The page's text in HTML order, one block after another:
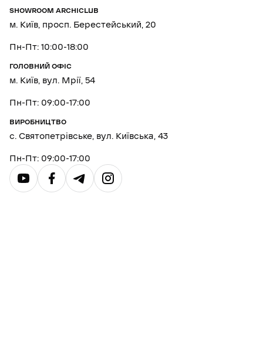
SHOWROOM ARCHICLUB
м. Київ, просп. Берестейський, 20
Пн-Пт: 10:00-18:00
ГОЛОВНИЙ ОФІС
м. Київ, вул. Мрії, 54
Пн-Пт: 09:00-17:00
ВИРОБНИЦТВО
с. Святопетрівське, вул. Київська, 43
Пн-Пт: 09:00-17:00